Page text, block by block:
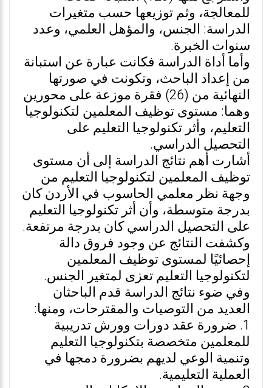
للمعالجة، وثم توزيعها حسب متغيرات
الدراسة: الجنس، والمؤهل العلمي، وعدد
سنوات الخبرة.
وأما أداة الدراسة فكانت عبارة عن استبانة
من إعداد الباحث، وتكونت في صورتها
النهائية من (26) فقرة موزعة على محورين
وهما: مستوى توظيف المعلمين لتكنولوجيا
التعليم، وأثر تكنولوجيا التعليم على
التحصيل الدراسي.
أشارت أهم نتائج الدراسة إلى أن مستوى
توظيف المعلمين لتكنولوجيا التعليم من
وجهة نظر معلمي الحاسوب في الأردن كان
بدرجة متوسطة، وأن أثر تكنولوجيا التعليم
على التحصيل الدراسي كان بدرجة مرتفعة.
وكشفت النتائج عن وجود فروق دالة
إحصائيًا لمستوى توظيف المعلمين
لتكنولوجيا التعليم تعزى لمتغير الجنس.
وفي ضوء نتائج الدراسة قدم الباحثان
العديد من التوصيات والمقترحات، ومنها:
1. ضرورة عقد دورات وورش تدريبية
للمعلمين متخصصة بتكنولوجيا التعليم
وتنمية الوعي لديهم بضرورة دمجها في
العملية التعليمية.